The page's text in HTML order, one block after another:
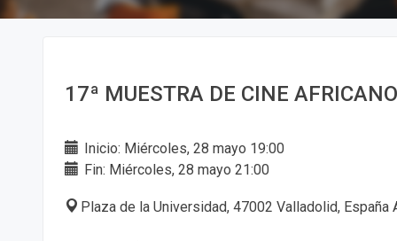
17ª MUESTRA DE CINE AFRICANO
Inicio: Miércoles, 28 mayo 19:00
Fin: Miércoles, 28 mayo 21:00
Plaza de la Universidad, 47002 Valladolid, España